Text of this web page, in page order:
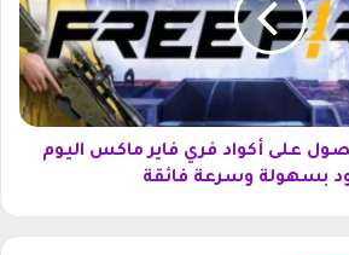
على أكواد فري فاير ماكس اليوم
بسهولة وسرعة فائقة